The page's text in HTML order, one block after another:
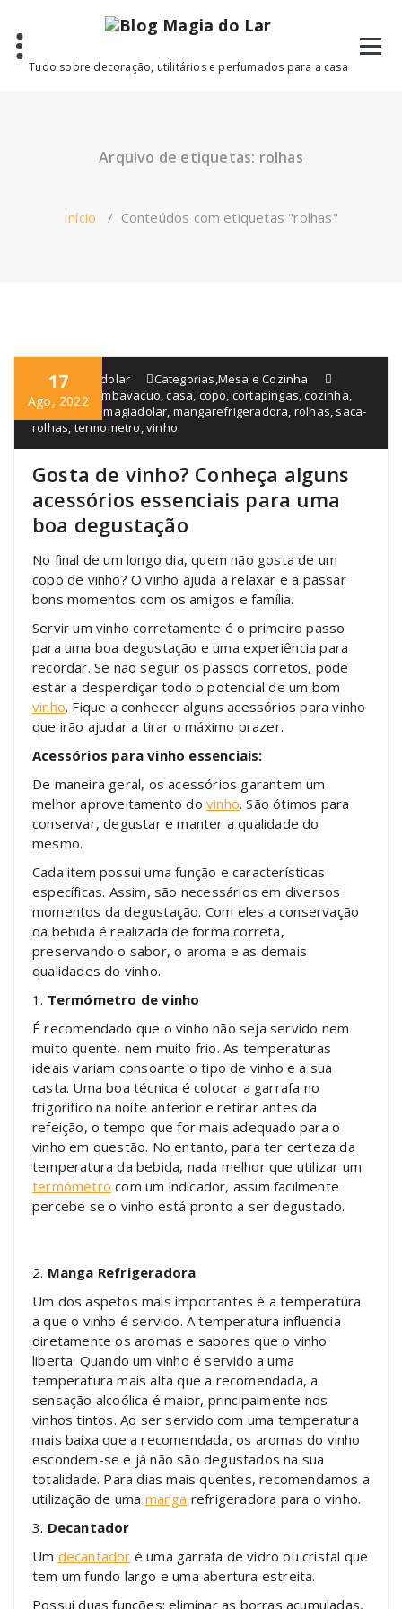
conteúdoTudo sobre decoração, utilitários e perfumados para a casa
Arquivo de etiquetas: rolhas
Início / Conteúdos com etiquetas "rolhas"
17
Ago, 2022
blogmagiadolar Categorias Mesa e Cozinha
arejador,bombavacuo ,casa copo cortapingas ,cozinha
decantador
,magiadolar mangarefrigeradora rolhas saca-
rolhas termometro ,vinho
Gosta de vinho? Conheça alguns
acessórios essenciais para uma
boa degustação
No final de um longo dia, quem não gosta de um
copo de vinho? O vinho ajuda a relaxar e a passar
bons momentos com os amigos e família.
Servir um vinho corretamente é o primeiro passo
para uma boa degustação e uma experiência para
recordar. Se não seguir os passos corretos, pode
estar a desperdiçar todo o potencial de um bom
vinho. Fique a conhecer alguns acessórios para vinho
que irão ajudar a tirar o máximo prazer.
Acessórios para vinho essenciais:
De maneira geral, os acessórios garantem um
melhor aproveitamento do vinho. São ótimos para
conservar, degustar e manter a qualidade do
mesmo.
Cada item possui uma função e características
específicas. Assim, são necessários em diversos
momentos da degustação. Com eles a conservação
da bebida é realizada de forma correta,
preservando o sabor, o aroma e as demais
qualidades do vinho.
1. Termómetro de vinho
É recomendado que o vinho não seja servido nem
muito quente, nem muito frio. As temperaturas
ideais variam consoante o tipo de vinho e a sua
casta. Uma boa técnica é colocar a garrafa no
frigorífico na noite anterior e retirar antes da
refeição, o tempo que for mais adequado para o
vinho em questão. No entanto, para ter certeza da
temperatura da bebida, nada melhor que utilizar um
termómetro com um indicador, assim facilmente
percebe se o vinho está pronto a ser degustado.
2. Manga Refrigeradora
Um dos aspetos mais importantes é a temperatura
a que o vinho é servido. A temperatura influencia
diretamente os aromas e sabores que o vinho
liberta. Quando um vinho é servido a uma
temperatura mais alta que a recomendada, a
sensação alcoólica é maior, principalmente nos
vinhos tintos. Ao ser servido com uma temperatura
mais baixa que a recomendada, os aromas do vinho
escondem-se e já não são degustados na sua
totalidade. Para dias mais quentes, recomendamos a
utilização de uma manga refrigeradora para o vinho.
3. Decantador
Um decantador é uma garrafa de vidro ou cristal que
tem um fundo largo e uma abertura estreita.
Possui duas funções: eliminar as borras acumuladas,